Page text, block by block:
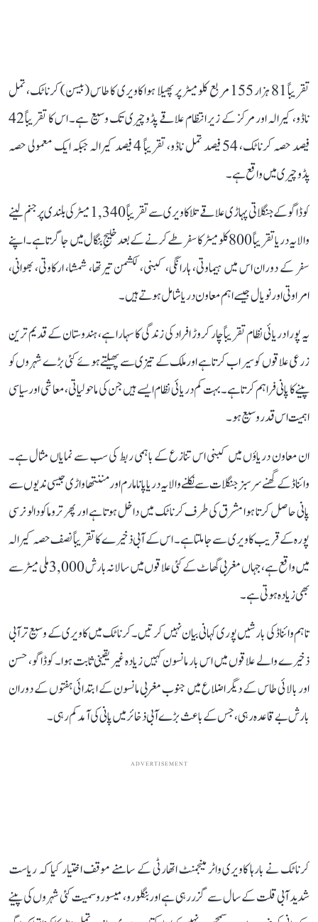
تقریباً 81 ہزار 155 مربع کلومیٹر پر پھیلا ہوا کاویری کا طاس (بیسن) کرناٹک، تمل
ناڈو، کیرالہ اور مرکز کے زیر انتظام علاقے پڈوچیری تک وسیع ہے۔ اس کا تقریباً 42
فیصد حصہ کرناٹک، 54 فیصد تمل ناڈو، تقریباً 4 فیصد کیرالہ جبکہ ایک معمولی حصہ
پڈوچیری میں واقع ہے۔
کوڈاگو کے جنگلاتی پہاڑی علاقے تلاکاویری سے تقریباً 1,340 میٹر کی بلندی پر جنم لینے
والا یہ دریا تقریباً 800 کلومیٹر کا سفر طے کرنے کے بعد خلیجِ بنگال میں جا گرتا ہے۔ اپنے
سفر کے دوران اس میں ہیماوتی، ہارانگی، کبنی، لکشمن تیرتھا، شمشا، ارکاوتی، بھوانی،
امراوتی اور نویال جیسے اہم معاون دریا شامل ہوتے ہیں۔
یہ پورا دریائی نظام تقریباً چار کروڑ افراد کی زندگی کا سہارا ہے، ہندوستان کے قدیم ترین
زرعی علاقوں کو سیراب کرتا ہے اور ملک کے تیزی سے پھیلتے ہوئے کئی بڑے شہروں کو
پینے کا پانی فراہم کرتا ہے۔ بہت کم دریائی نظام ایسے ہیں جن کی ماحولیاتی، معاشی اور سیاسی
اہمیت اس قدر وسیع ہو۔
ان معاون دریاؤں میں کبنی اس تنازع کے باہمی ربط کی سب سے نمایاں مثال ہے۔
وائناڈ کے گھنے سرسبز جنگلات سے نکلنے والا یہ دریا پانامارم اور مننتھاواڑی جیسی ندیوں سے
پانی حاصل کرتا ہوا مشرق کی طرف کرناٹک میں داخل ہوتا ہے اور پھر تروماکودالو نرسی
پورہ کے قریب کاویری سے جا ملتا ہے۔ اس کے آبی ذخیرے کا تقریباً نصف حصہ کیرالہ
میں واقع ہے، جہاں مغربی گھاٹ کے کئی علاقوں میں سالانہ بارش 3,000 ملی میٹر سے
بھی زیادہ ہوتی ہے۔
تاہم وائناڈ کی بارشیں پوری کہانی بیان نہیں کرتیں۔ کرناٹک میں کاویری کے وسیع تر آبی
ذخیرے والے علاقوں میں اس بار مانسون کہیں زیادہ غیر یقینی ثابت ہوا۔ کوڈاگو، حسن
اور بالائی طاس کے دیگر اضلاع میں جنوب مغربی مانسون کے ابتدائی ہفتوں کے دوران
بارش بے قاعدہ رہی، جس کے باعث بڑے آبی ذخائر میں پانی کی آمد کم رہی۔
ADVERTISEMENT
کرناٹک نے بارہا کاویری واٹر مینجمنٹ اتھارٹی کے سامنے موقف اختیار کیا کہ ریاست
شدید آبی قلت کے سال سے گزر رہی ہے اور بنگلورو، میسورو سمیت کئی شہروں کی پینے